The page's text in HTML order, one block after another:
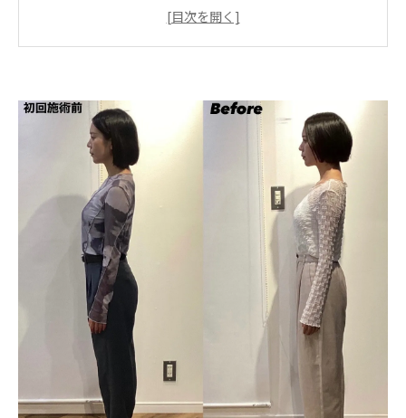
美姿勢のメリットと整体による継続的改善の重要性